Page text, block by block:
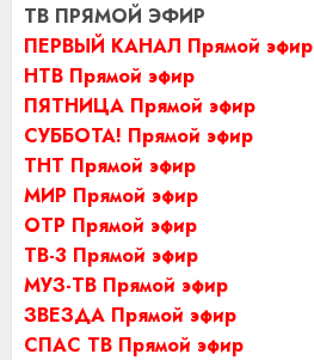
ТВ ПРЯМОЙ ЭФИР
ПЕРВЫЙ КАНАЛ Прямой эфир
НТВ Прямой эфир
ПЯТНИЦА Прямой эфир
СУББОТА! Прямой эфир
ТНТ Прямой эфир
МИР Прямой эфир
ОТР Прямой эфир
ТВ-3 Прямой эфир
МУЗ-ТВ Прямой эфир
ЗВЕЗДА Прямой эфир
СПАС ТВ Прямой эфир